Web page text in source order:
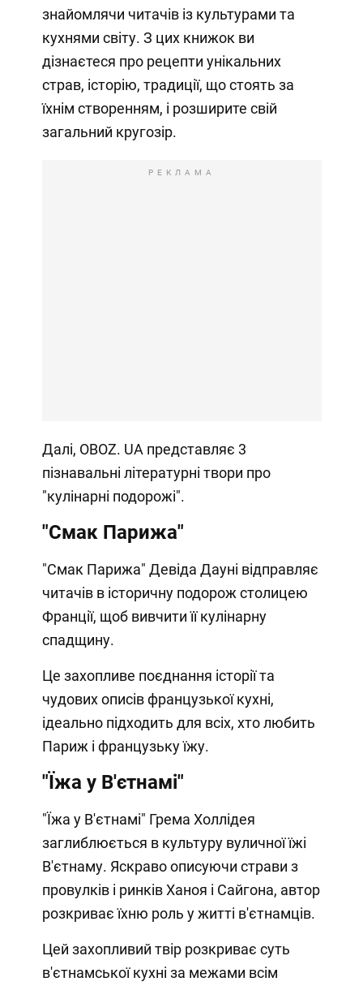
знайомлячи читачів із культурами та
кухнями світу. З цих книжок ви
дізнаєтеся про рецепти унікальних
страв, історію, традиції, що стоять за
їхнім створенням, і розширите свій
загальний кругозір.
РЕКЛАМА
Далі, OBOZ. UA представляє 3
пізнавальні літературні твори про
"кулінарні подорожі".
"Смак Парижа"
"Смак Парижа" Девіда Дауні відправляє
читачів в історичну подорож столицею
Франції, щоб вивчити її кулінарну
спадщину.
Це захопливе поєднання історії та
чудових описів французької кухні,
ідеально підходить для всіх, хто любить
Париж і французьку їжу.
"Їжа у В'єтнамі"
"Їжа у В'єтнамі" Грема Холлідея
заглиблюється в культуру вуличної їжі
В'єтнаму. Яскраво описуючи страви з
провулків і ринків Ханоя і Сайгона, автор
розкриває їхню роль у житті в'єтнамців.
Цей захопливий твір розкриває суть
в'єтнамської кухні за межами всім